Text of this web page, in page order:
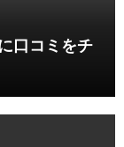
口コミをチ